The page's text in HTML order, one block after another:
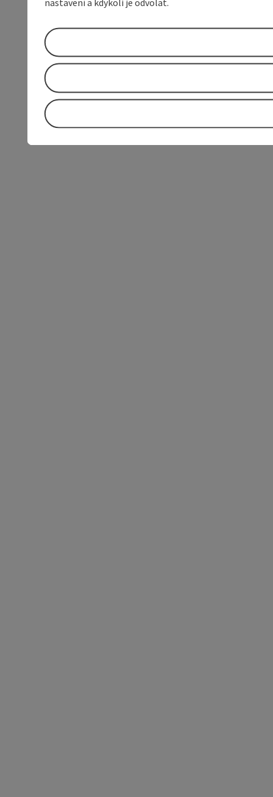
nastavení a kdykoli je odvolat.